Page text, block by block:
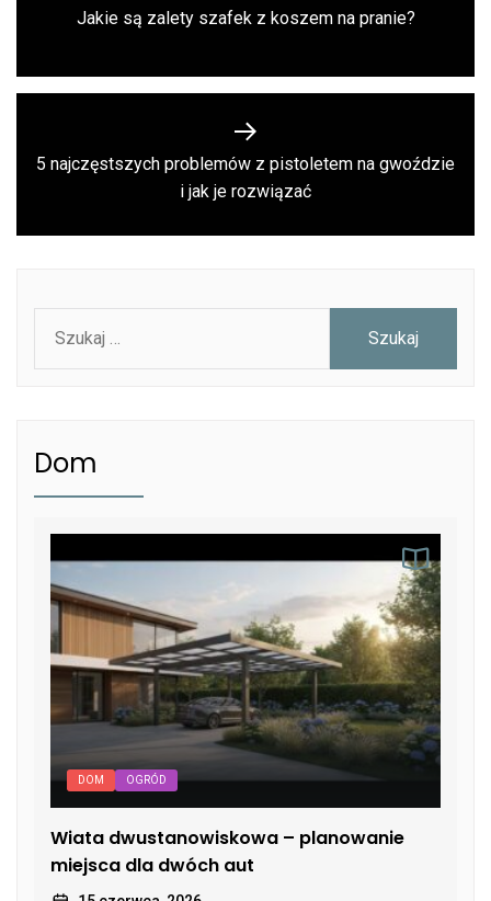
Previous
Jakie są zalety szafek z koszem na pranie?
Next
post:
5 najczęstszych problemów z pistoletem na gwoździe
i jak je rozwiązać
Dom
DOM OGRÓD
Wiata dwustanowiskowa – planowanie
miejsca dla dwóch aut